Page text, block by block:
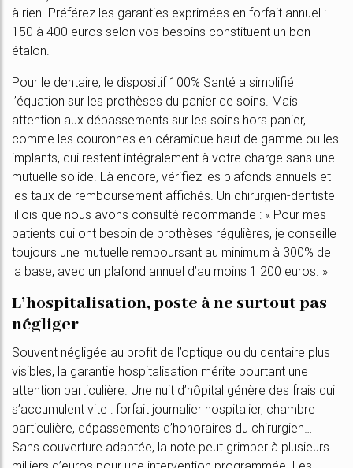
à rien. Préférez les garanties exprimées en forfait annuel :
150 à 400 euros selon vos besoins constituent un bon
étalon.
Pour le dentaire, le dispositif 100% Santé a simplifié
l’équation sur les prothèses du panier de soins. Mais
attention aux dépassements sur les soins hors panier,
comme les couronnes en céramique haut de gamme ou les
implants, qui restent intégralement à votre charge sans une
mutuelle solide. Là encore, vérifiez les plafonds annuels et
les taux de remboursement affichés. Un chirurgien-dentiste
lillois que nous avons consulté recommande : « Pour mes
patients qui ont besoin de prothèses régulières, je conseille
toujours une mutuelle remboursant au minimum à 300% de
la base, avec un plafond annuel d’au moins 1 200 euros. »
L’hospitalisation, poste à ne surtout pas
négliger
Souvent négligée au profit de l’optique ou du dentaire plus
visibles, la garantie hospitalisation mérite pourtant une
attention particulière. Une nuit d’hôpital génère des frais qui
s’accumulent vite : forfait journalier hospitalier, chambre
particulière, dépassements d’honoraires du chirurgien…
Sans couverture adaptée, la note peut grimper à plusieurs